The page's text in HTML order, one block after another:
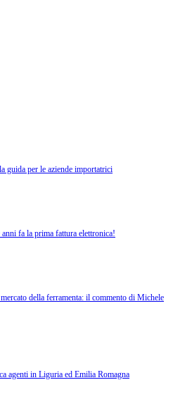
guida per le aziende importatrici
fa la prima fattura elettronica!
della ferramenta: il commento di Michele
agenti in Liguria ed Emilia Romagna